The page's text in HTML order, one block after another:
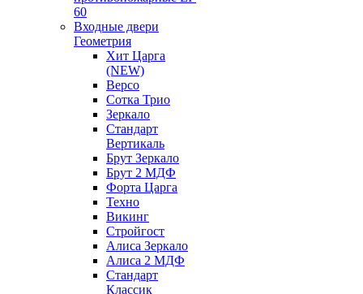
60
Входные двери
Геометрия
Хит Царга
(NEW)
Версо
Сотка Трио
Зеркало
Стандарт
Вертикаль
Брут Зеркало
Брут 2 МДФ
Форта Царга
Техно
Викинг
Стройгост
Алиса Зеркало
Алиса 2 МДФ
Стандарт
Классик